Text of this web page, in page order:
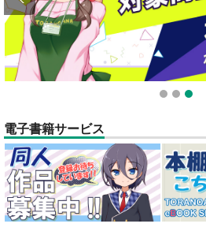
1 2 3
電子書籍サービス